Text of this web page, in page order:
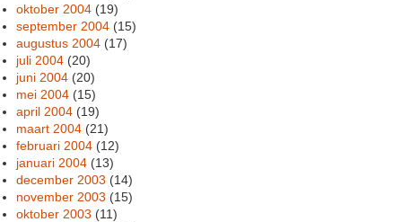
oktober 2004 (19)
september 2004 (15)
augustus 2004 (17)
juli 2004 (20)
juni 2004 (20)
mei 2004 (15)
april 2004 (19)
maart 2004 (21)
februari 2004 (12)
januari 2004 (13)
december 2003 (14)
november 2003 (15)
oktober 2003 (11)